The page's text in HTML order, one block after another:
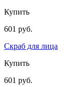
Купить
601 руб.
Скраб для лица
Купить
601 руб.